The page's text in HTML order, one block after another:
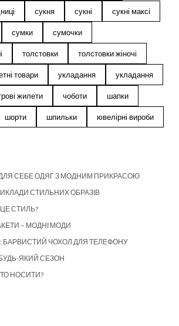
сукня сукні сукні максі
сумки сумочки
толстовки толстовки жіночі
товари укладання укладання
жилети чоботи шапки
шорти шпильки ювелірні вироби
СЕБЕ ОДЯГ З МОДНИМ ПРИКРАСОЮ
СТИЛЬНИХ ОБРАЗІВ
СТИЛЬ?
– МОДНІ МОДИ
БАРВИСТИЙ ЧОХОЛ ДЛЯ ТЕЛЕФОНУ
ЯКИЙ СЕЗОН
НОСИТИ?